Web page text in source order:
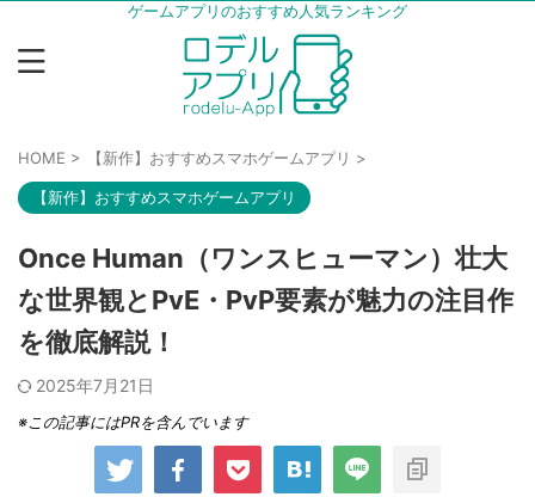
ゲームアプリのおすすめ人気ランキング
HOME > 【新作】おすすめスマホゲームアプリ >
【新作】おすすめスマホゲームアプリ
Once Human（ワンスヒューマン）壮大
な世界観とPvE・PvP要素が魅力の注目作
を徹底解説！
2025年7月21日
※この記事にはPRを含んでいます